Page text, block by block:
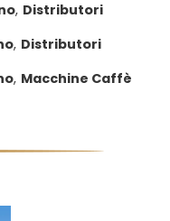
, Distributori
, Distributori
, Macchine Caffè